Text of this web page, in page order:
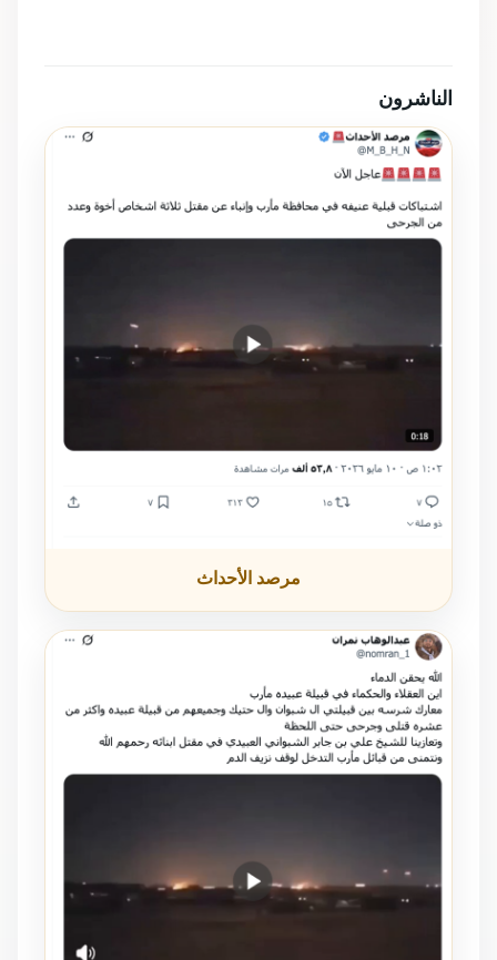
الناشرون
مرصد الأحداث